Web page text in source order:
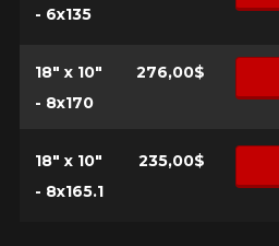
- 6x135
18" x 10"
- 8x170
276,00$
18" x 10"
- 8x165.1
235,00$